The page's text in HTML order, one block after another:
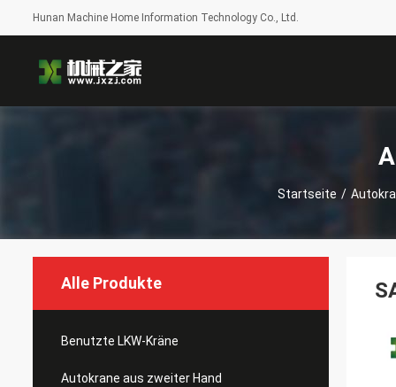
Hunan Machine Home Information Technology Co., Ltd.
Startseite /
Alle Produkte
Benutzte LKW-Kräne
Autokrane aus zweiter Hand